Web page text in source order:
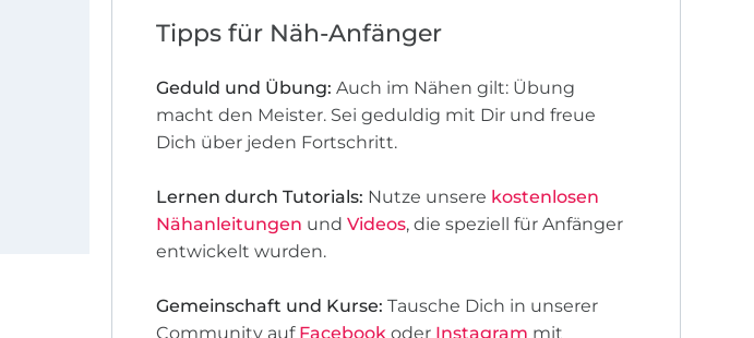
Tipps für Näh-Anfänger
Geduld und Übung: Auch im Nähen gilt: Übung
macht den Meister. Sei geduldig mit Dir und freue
Dich über jeden Fortschritt.
Lernen durch Tutorials: Nutze unsere kostenlosen
Nähanleitungen und Videos, die speziell für Anfänger
entwickelt wurden.
Gemeinschaft und Kurse: Tausche Dich in unserer
Community auf Facebookoder Instagram mit